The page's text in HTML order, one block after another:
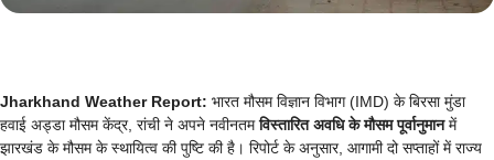
Jharkhand Weather Report: भारत मौसम विज्ञान विभाग (IMD) के बिरसा मुंडा
हवाई अड्डा मौसम केंद्र, रांची ने अपने नवीनतमविस्तारित अवधि के मौसम पूर्वानुमानमें
झारखंड के मौसम के स्थायित्व की पुष्टि की है। रिपोर्ट के अनुसार, आगामी दो सप्ताहों में राज्य